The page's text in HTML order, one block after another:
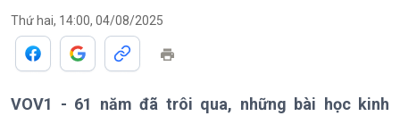
Thứ hai, 14:00, 04/08/2025
VOV1 - 61 năm đã trôi qua, những bài học kinh